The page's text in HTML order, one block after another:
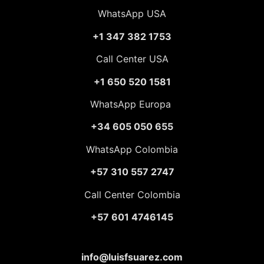
WhatsApp USA
+1 347 382 1753
Call Center USA
+1 650 520 1581
WhatsApp Europa
+34 605 050 655
WhatsApp Colombia
+57 310 557 2747
Call Center Colombia
+57 601 4746145
info@luisfsuarez.com